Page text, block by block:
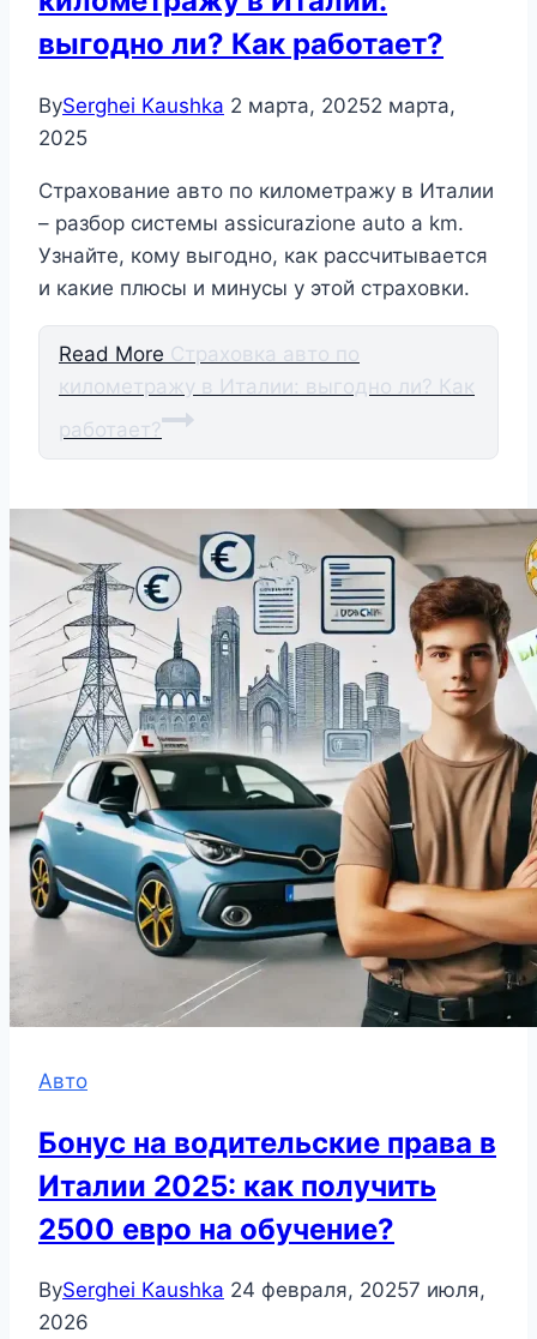
выгодно ли? Как работает?
BySerghei Kaushka 2 марта, 20252 марта,
2025
Страхование авто по километражу в Италии
– разбор системы assicurazione auto a km.
Узнайте, кому выгодно, как рассчитывается
и какие плюсы и минусы у этой страховки.
Read More Страховка авто по
километражу в Италии: выгодно ли? Как
работает?
Авто
Бонус на водительские права в
Италии 2025: как получить
2500 евро на обучение?
BySerghei Kaushka 24 февраля, 20257 июля,
2026